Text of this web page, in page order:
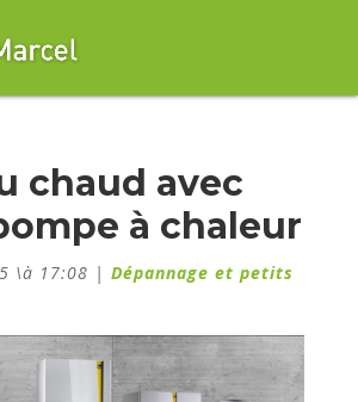
chaud avec
à chaleur
\à 17:08 | Dépannage et petits